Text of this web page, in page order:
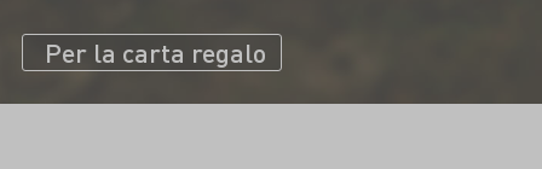
Per la carta regalo